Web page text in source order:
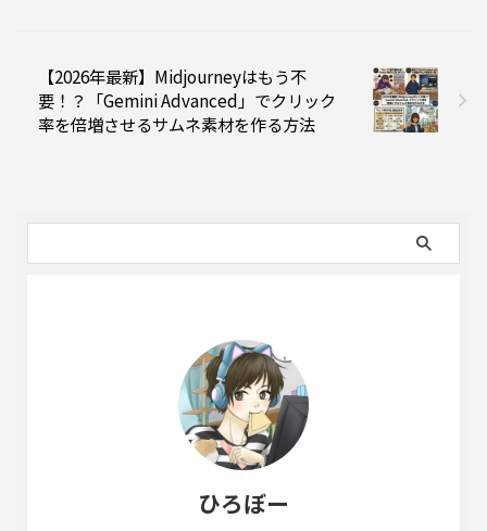
【2026年最新】Midjourneyはもう不
要！？「Gemini Advanced」でクリック
率を倍増させるサムネ素材を作る方法
ひろぼー